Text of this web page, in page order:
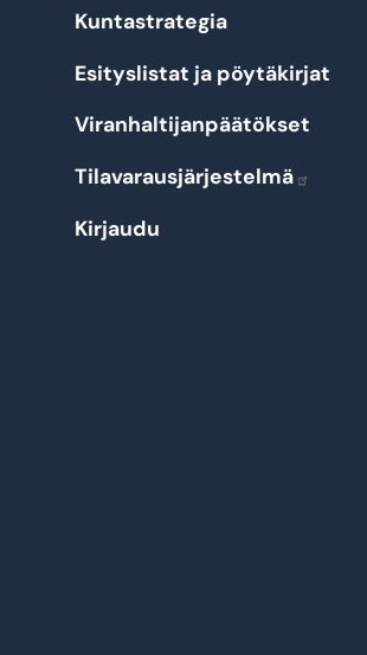
Kuntastrategia
Esityslistat ja pöytäkirjat
Viranhaltijanpäätökset
Tilavarausjärjestelmä
Kirjaudu